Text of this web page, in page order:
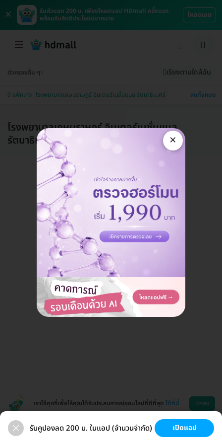
×
รับส่วนลด 200 บ. เพียงโหลดแอป HDmall ครั้งแรก
พร้อมรับสิทธิประโยชน์มากมาย
โหลดเลย
ตัวกรองอื่น ๆ เรียงตามใกล้ฉัน
0 แพ็กเกจ โรงพยาบาลเกษมราษฎร์ อินเตอร์เนชั่นแนล รัตนาธิเบศร์ ลบทั้งหมด
โรงพยาบาลเกษมราษฎร์ อินเตอร์เนชั่นแนล
รัตนาธิเบศร์
แอดมินพร้อมดูแลคุณทุกวันทางไลน์
คุยกับแอดมิน ฟรี!
สุขภาพ ช่วยเหลือ โหลดแอพ
เราใช้คุกกี้เพื่อให้คุณได้รับประสบการณ์ออนไลน์ที่ดีที่สุด ได้ที่นี่ ตกลง
รับคูปองลด 200 บ. ในแอป (จำนวนจำกัด) เปิดแอป
×